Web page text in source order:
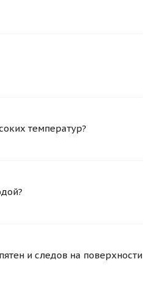
температур?
и следов на поверхности